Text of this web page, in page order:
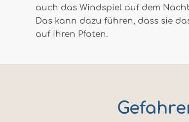
auch das Windspiel auf dem
Das kann dazu führen, dass sie
auf ihren Pfoten.